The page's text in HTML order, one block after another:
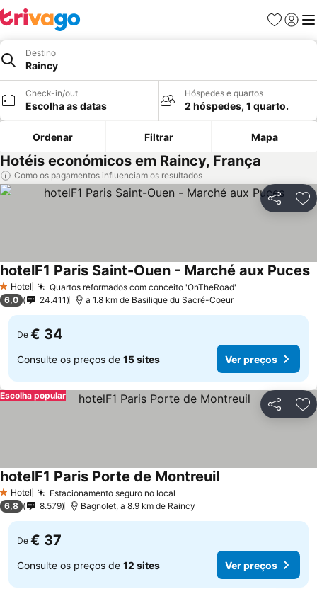
Favoritos
Iniciar
Destino
Raincy
Check-in/out
Escolha as datas
Hóspedes e quartos
2 hóspedes, 1 quarto.
Ordenar Filtrar Mapa
Hotéis económicos em Raincy, França
Como os pagamentos influenciam os resultados
Partilhar
1 Estrelas
Hotel Quartos reformados com conceito 'OnTheRoad'
hotelF1 Paris Saint-Ouen - Marché aux Puces
6,0 24.411 a 1.8 km de Basilique du Sacré-Coeur
De € 34
Consulte os preços de 15 sites Ver preços
Partilhar
Escolha popular
1 Estrelas
Hotel Estacionamento seguro no local
hotelF1 Paris Porte de Montreuil
6,8 8.579 Bagnolet, a 8.9 km de Raincy
De € 37
Consulte os preços de 12 sites Ver preços